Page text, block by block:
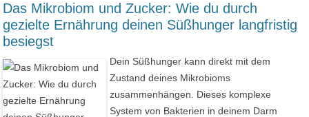
Das Mikrobiom und Zucker: Wie du durch
gezielte Ernährung deinen Süßhunger langfristig
besiegst
Dein Süßhunger kann direkt mit dem
Zustand deines Mikrobioms
zusammenhängen. Dieses komplexe
System von Bakterien in deinem Darm